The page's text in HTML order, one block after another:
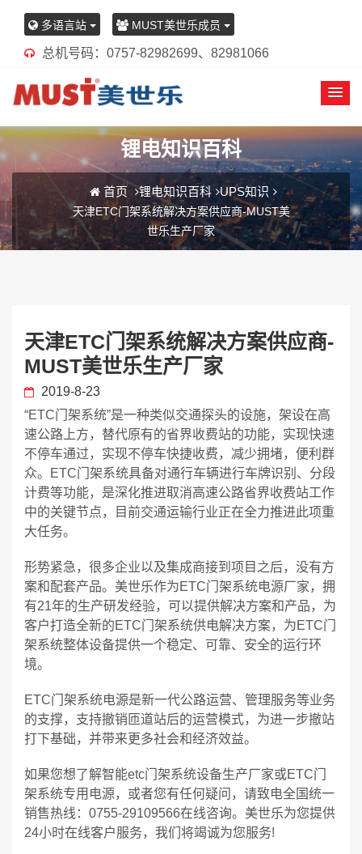
多语言站 MUST美世乐成员
总机号码：0757-82982699、82981066
锂电知识百科
首页 锂电知识百科 UPS知识
天津ETC门架系统解决方案供应商-MUST美
世乐生产厂家
天津ETC门架系统解决方案供应商-
MUST美世乐生产厂家
2019-8-23
“ETC门架系统”是一种类似交通探头的设施，架设在高
速公路上方，替代原有的省界收费站的功能，实现快速
不停车通过，实现不停车快捷收费，减少拥堵，便利群
众。ETC门架系统具备对通行车辆进行车牌识别、分段
计费等功能，是深化推进取消高速公路省界收费站工作
中的关键节点，目前交通运输行业正在全力推进此项重
大任务。
形势紧急，很多企业以及集成商接到项目之后，没有方
案和配套产品。美世乐作为ETC门架系统电源厂家，拥
有21年的生产研发经验，可以提供解决方案和产品，为
客户打造全新的ETC门架系统供电解决方案，为ETC门
架系统整体设备提供一个稳定、可靠、安全的运行环
境。
ETC门架系统电源是新一代公路运营、管理服务等业务
的支撑，支持撤销匝道站后的运营模式，为进一步撤站
打下基础，并带来更多社会和经济效益。
如果您想了解智能etc门架系统设备生产厂家或ETC门
架系统专用电源，或者您有任何疑问，请致电全国统一
销售热线：0755-29109566在线咨询。美世乐为您提供
24小时在线客户服务，我们将竭诚为您服务!